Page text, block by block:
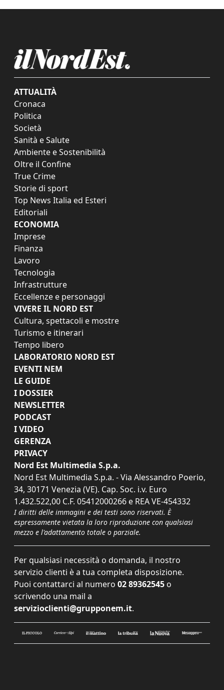
ATTUALITÀ
Cronaca
Politica
Società
Sanità e Salute
Ambiente e Sostenibilità
Oltre il Confine
True Crime
Storie di sport
Top News Italia ed Esteri
Editoriali
ECONOMIA
Imprese
Finanza
Lavoro
Tecnologia
Infrastrutture
Eccellenze e personaggi
VIVERE IL NORD EST
Cultura, spettacoli e mostre
Turismo e itinerari
Tempo libero
LABORATORIO NORD EST
EVENTI NEM
LE GUIDE
I DOSSIER
NEWSLETTER
PODCAST
I VIDEO
GERENZA
PRIVACY
Nord Est Multimedia S.p.a.
Nord Est Multimedia S.p.a. - Via Alessandro Poerio,
34, 30171 Venezia (VE). Cap. Soc. i.v. Euro
1.432.522,00 C.F. 05412000266 e REA VE-454332
I diritti delle immagini e dei testi sono riservati. È
espressamente vietata la loro riproduzione con qualsiasi
mezzo e l'adattamento totale o parziale.
Per qualsiasi necessità o domanda, il nostro
servizio clienti è a tua completa disposizione.
Puoi contattarci al numero 02 89362545 o
scrivendo una mail a
servizioclienti@grupponem.it.